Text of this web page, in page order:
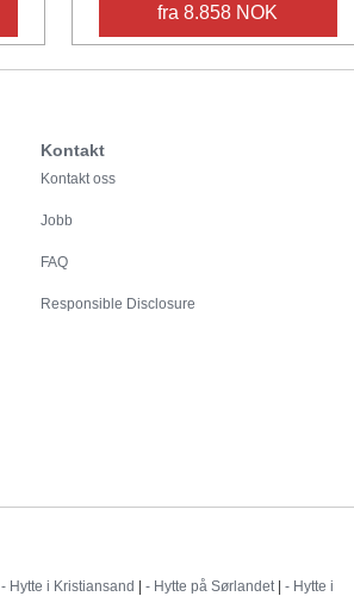
fra 8.858 NOK
Kontakt
Kontakt oss
Jobb
FAQ
Responsible Disclosure
- Hytte i Kristiansand | - Hytte på Sørlandet | - Hytte i